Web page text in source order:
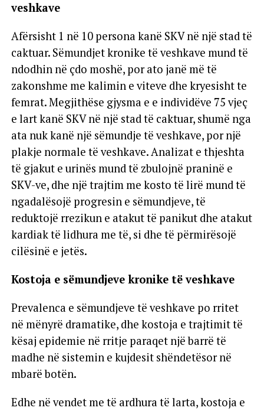
veshkave
Afërsisht 1 në 10 persona kanë SKV në një stad të
caktuar. Sëmundjet kronike të veshkave mund të
ndodhin në çdo moshë, por ato janë më të
zakonshme me kalimin e viteve dhe kryesisht te
femrat. Megjithëse gjysma e e individëve 75 vjeç
e lart kanë SKV në një stad të caktuar, shumë nga
ata nuk kanë një sëmundje të veshkave, por një
plakje normale të veshkave. Analizat e thjeshta
të gjakut e urinës mund të zbulojnë praninë e
SKV-ve, dhe një trajtim me kosto të lirë mund të
ngadalësojë progresin e sëmundjeve, të
reduktojë rrezikun e atakut të panikut dhe atakut
kardiak të lidhura me të, si dhe të përmirësojë
cilësinë e jetës.
Kostoja e sëmundjeve kronike të veshkave
Prevalenca e sëmundjeve të veshkave po rritet
në mënyrë dramatike, dhe kostoja e trajtimit të
kësaj epidemie në rritje paraqet një barrë të
madhe në sistemin e kujdesit shëndetësor në
mbarë botën.
Edhe në vendet me të ardhura të larta, kostoja e